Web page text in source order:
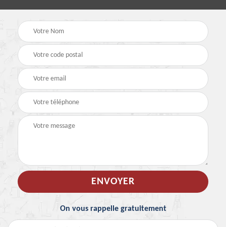
On vous rappelle gratuitement